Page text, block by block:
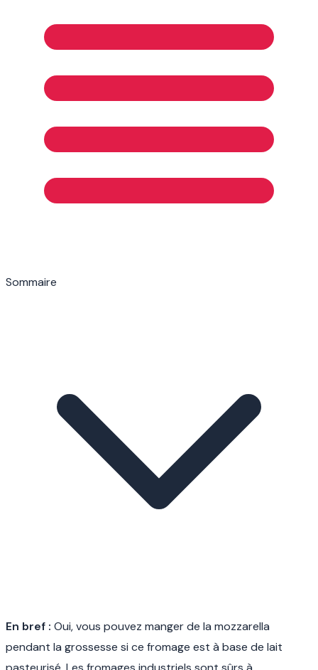
Sommaire
En bref : Oui, vous pouvez manger de la mozzarella
pendant la grossesse si ce fromage est à base de lait